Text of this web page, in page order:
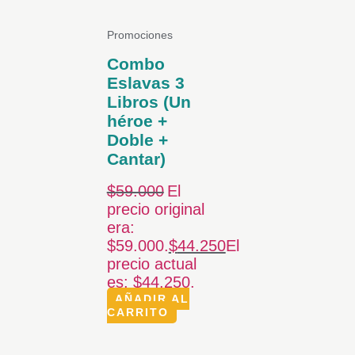
Promociones
Combo
Eslavas 3
Libros (Un
héroe +
Doble +
Cantar)
$59.000 El
precio original
era:
$59.000.$44.250El
precio actual
es: $44.250.
AÑADIR AL
CARRITO